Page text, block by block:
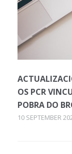
OS PCR
POBRA DO
10 SEPTEMBER